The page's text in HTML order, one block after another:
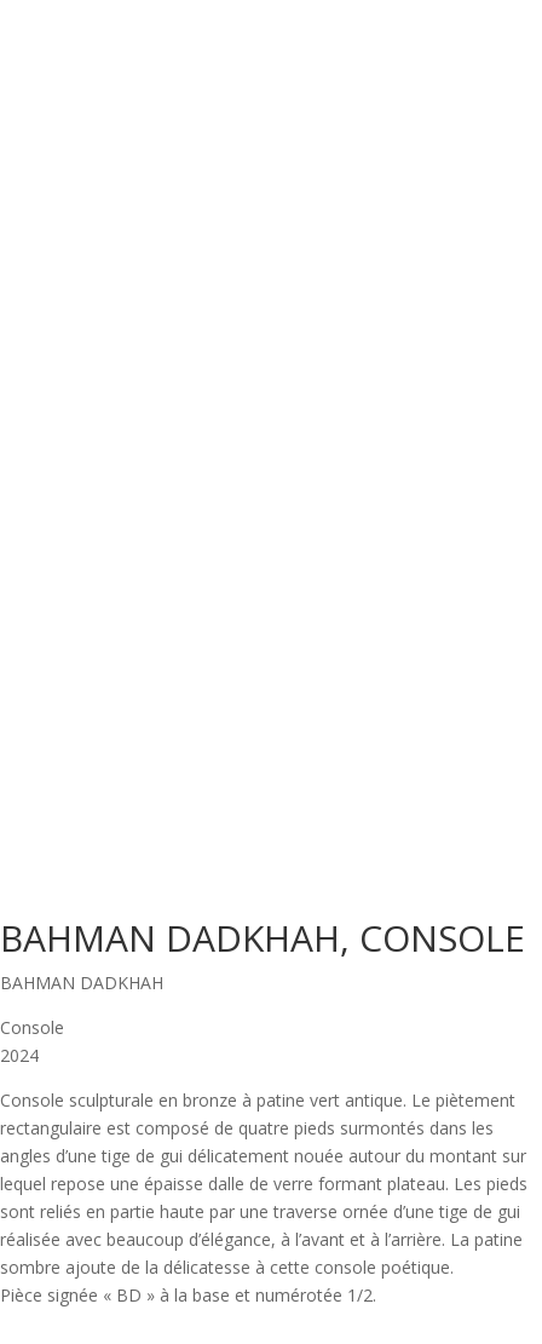
BAHMAN DADKHAH, CONSOLE
BAHMAN DADKHAH
Console
2024
Console sculpturale en bronze à patine vert antique. Le piètement
rectangulaire est composé de quatre pieds surmontés dans les
angles d’une tige de gui délicatement nouée autour du montant sur
lequel repose une épaisse dalle de verre formant plateau. Les pieds
sont reliés en partie haute par une traverse ornée d’une tige de gui
réalisée avec beaucoup d’élégance, à l’avant et à l’arrière. La patine
sombre ajoute de la délicatesse à cette console poétique.
Pièce signée « BD » à la base et numérotée 1/2.